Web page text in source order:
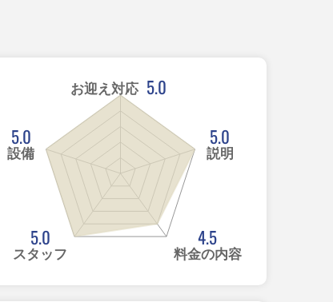
お迎え対応 5.0
5.0
説明
4.5
料金の内容
5.0
スタッフ
5.0
設備